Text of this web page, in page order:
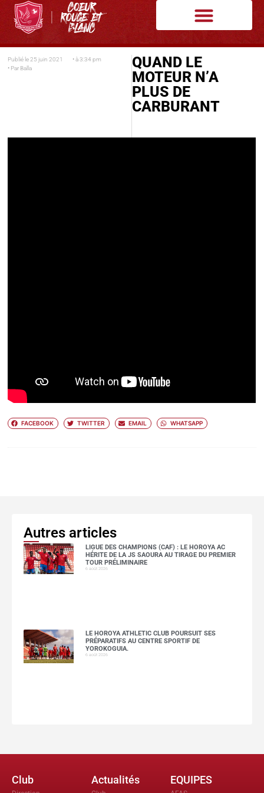
Publié le 25 juin 2021 • à 3:34 pm
• Par Balla
QUAND LE
MOTEUR N’A
PLUS DE
CARBURANT
FACEBOOK TWITTER EMAIL WHATSAPP
Autres articles
LIGUE DES CHAMPIONS (CAF) : LE HOROYA AC
HÉRITE DE LA JS SAOURA AU TIRAGE DU PREMIER
TOUR PRÉLIMINAIRE
6 août 2026
LE HOROYA ATHLETIC CLUB POURSUIT SES
PRÉPARATIFS AU CENTRE SPORTIF DE
YOROKOGUIA.
6 août 2026
Club Actualités EQUIPES